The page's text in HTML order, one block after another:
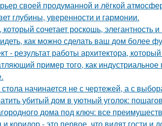
своей продуманной и лёгкой
глубины, уверенности и гармонии.
сочетает роскошь, элегантность и
как можно сделать ваш дом более
- результат работы архитектора,
пример того, как
начинается не с чертежей, а с
убитый дом в уютный уголок:
дома под ключ: все